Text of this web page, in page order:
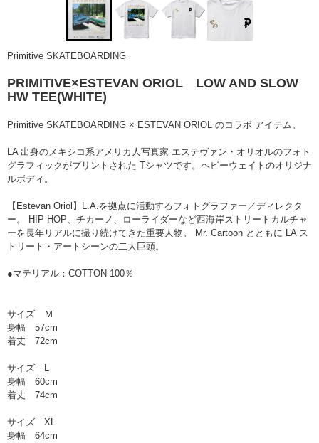
Primitive SKATEBOARDING
PRIMITIVE×ESTEVAN ORIOL LOW AND SLOW
HW TEE(WHITE)
Primitive SKATEBOARDING × ESTEVAN ORIOL のコラボ アイテム。
LA 出身のメキシコ系アメリカ人写真家 エステヴァン・オリオルのフォト
グラフィックがプリントされた Tシャツです。ヘビーウェイトのオリジナ
ルボディ。
【Estevan Oriol】L.A.を拠点に活動するフォトグラファー／ディレクタ
ー。 HIP HOP、チカーノ、ローライダーなど西海岸ストリートカルチャ
ーを長年リアルに撮り続けてきた重要人物。 Mr. Cartoon とともに LA ス
トリート・アートシーンの二大巨頭。
●マテリアル：COTTON 100％
サイズ Ｍ
身幅 57cm
着丈 72cm
サイズ L
身幅 60cm
着丈 74cm
サイズ XL
身幅 64cm